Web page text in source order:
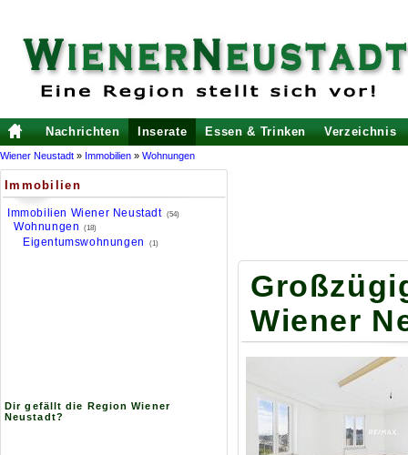
Nachrichten Inserate Essen & Trinken Verzeichnis
Wiener Neustadt » Immobilien » Wohnungen
Immobilien
Immobilien Wiener Neustadt (54)
Wohnungen (18)
Eigentumswohnungen (1)
Dir gefällt die Region Wiener
Neustadt?
Wiener